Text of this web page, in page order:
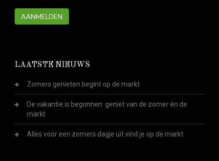
AANMELDEN
LAATSTE NIEUWS
Zomers genieten begint op de markt
De vakantie is begonnen: geniet van de zomer én de
markt
Alles voor een zomers dagje uit vind je op de markt